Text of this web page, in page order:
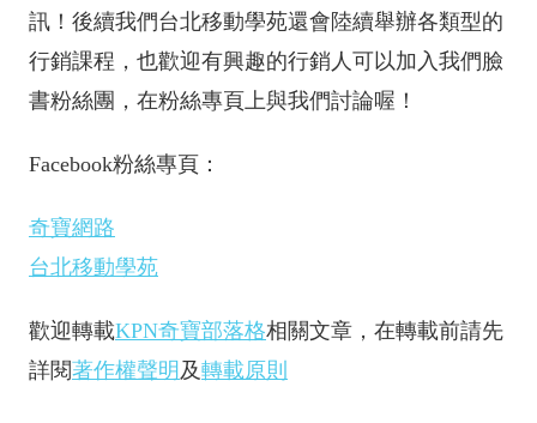
訊！後續我們台北移動學苑還會陸續舉辦各類型的
行銷課程，也歡迎有興趣的行銷人可以加入我們臉
書粉絲團，在粉絲專頁上與我們討論喔！
Facebook粉絲專頁：
奇寶網路
台北移動學苑
歡迎轉載KPN奇寶部落格相關文章，在轉載前請先
詳閱著作權聲明 及轉載原則